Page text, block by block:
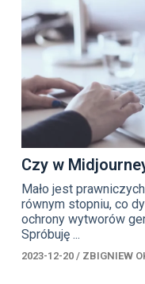
Czy w
Mało jest
równym stopniu, co
ochrony wytworów
Spróbuję ...
2023-12-20/ ZBIGNIEW